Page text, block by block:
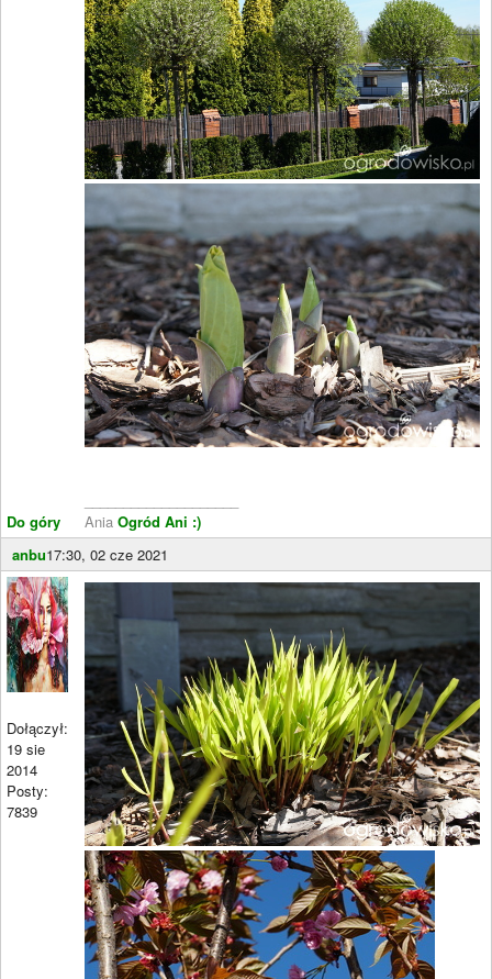
Do góry
Ania Ogród Ani :)
anbu17:30, 02 cze 2021
Dołączył:
19 sie
2014
Posty:
7839